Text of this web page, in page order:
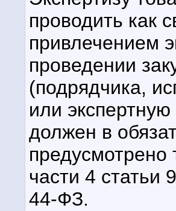
проводить как
привлечением
проведении
(подрядчика,
или
должен в
предусмотрено
части 4 статьи
44-ФЗ.